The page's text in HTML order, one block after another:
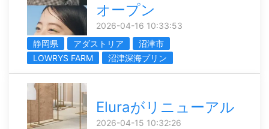
オープン
2026-04-16 10:33:53
静岡県
アダストリア
沼津市
LOWRYS FARM
沼津深海プリン
Eluraがリニューアル
2026-04-15 10:32:26